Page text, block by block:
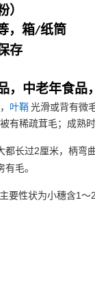
）
，箱/纸筒
存
，中老年食品
叶鞘 光滑或背有微毛
有稀疏茸毛；成熟
都长过2厘米，柄弯
有毛。
要性状为小穗含1 ～2